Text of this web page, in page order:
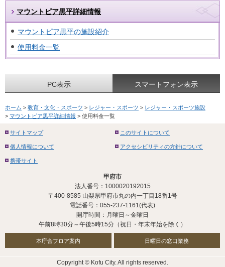
マウントピア黒平詳細情報
マウントピア黒平の施設紹介
使用料金一覧
PC表示 スマートフォン表示
ホーム > 教育・文化・スポーツ > レジャー・スポーツ > レジャー・スポーツ施設
> マウントピア黒平詳細情報 > 使用料金一覧
サイトマップ このサイトについて
個人情報について アクセシビリティの方針について
携帯サイト
甲府市
法人番号：1000020192015
〒400-8585 山梨県甲府市丸の内一丁目18番1号
電話番号：055-237-1161(代表)
開庁時間：月曜日～金曜日
午前8時30分～午後5時15分（祝日・年末年始を除く）
本庁舎フロア案内 日曜日の窓口業務
Copyright © Kofu City. All rights reserved.